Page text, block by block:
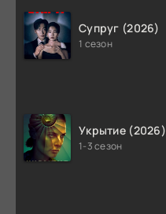
Супруг (2026)
1 сезон
Укрытие (2026)
1-3 сезон